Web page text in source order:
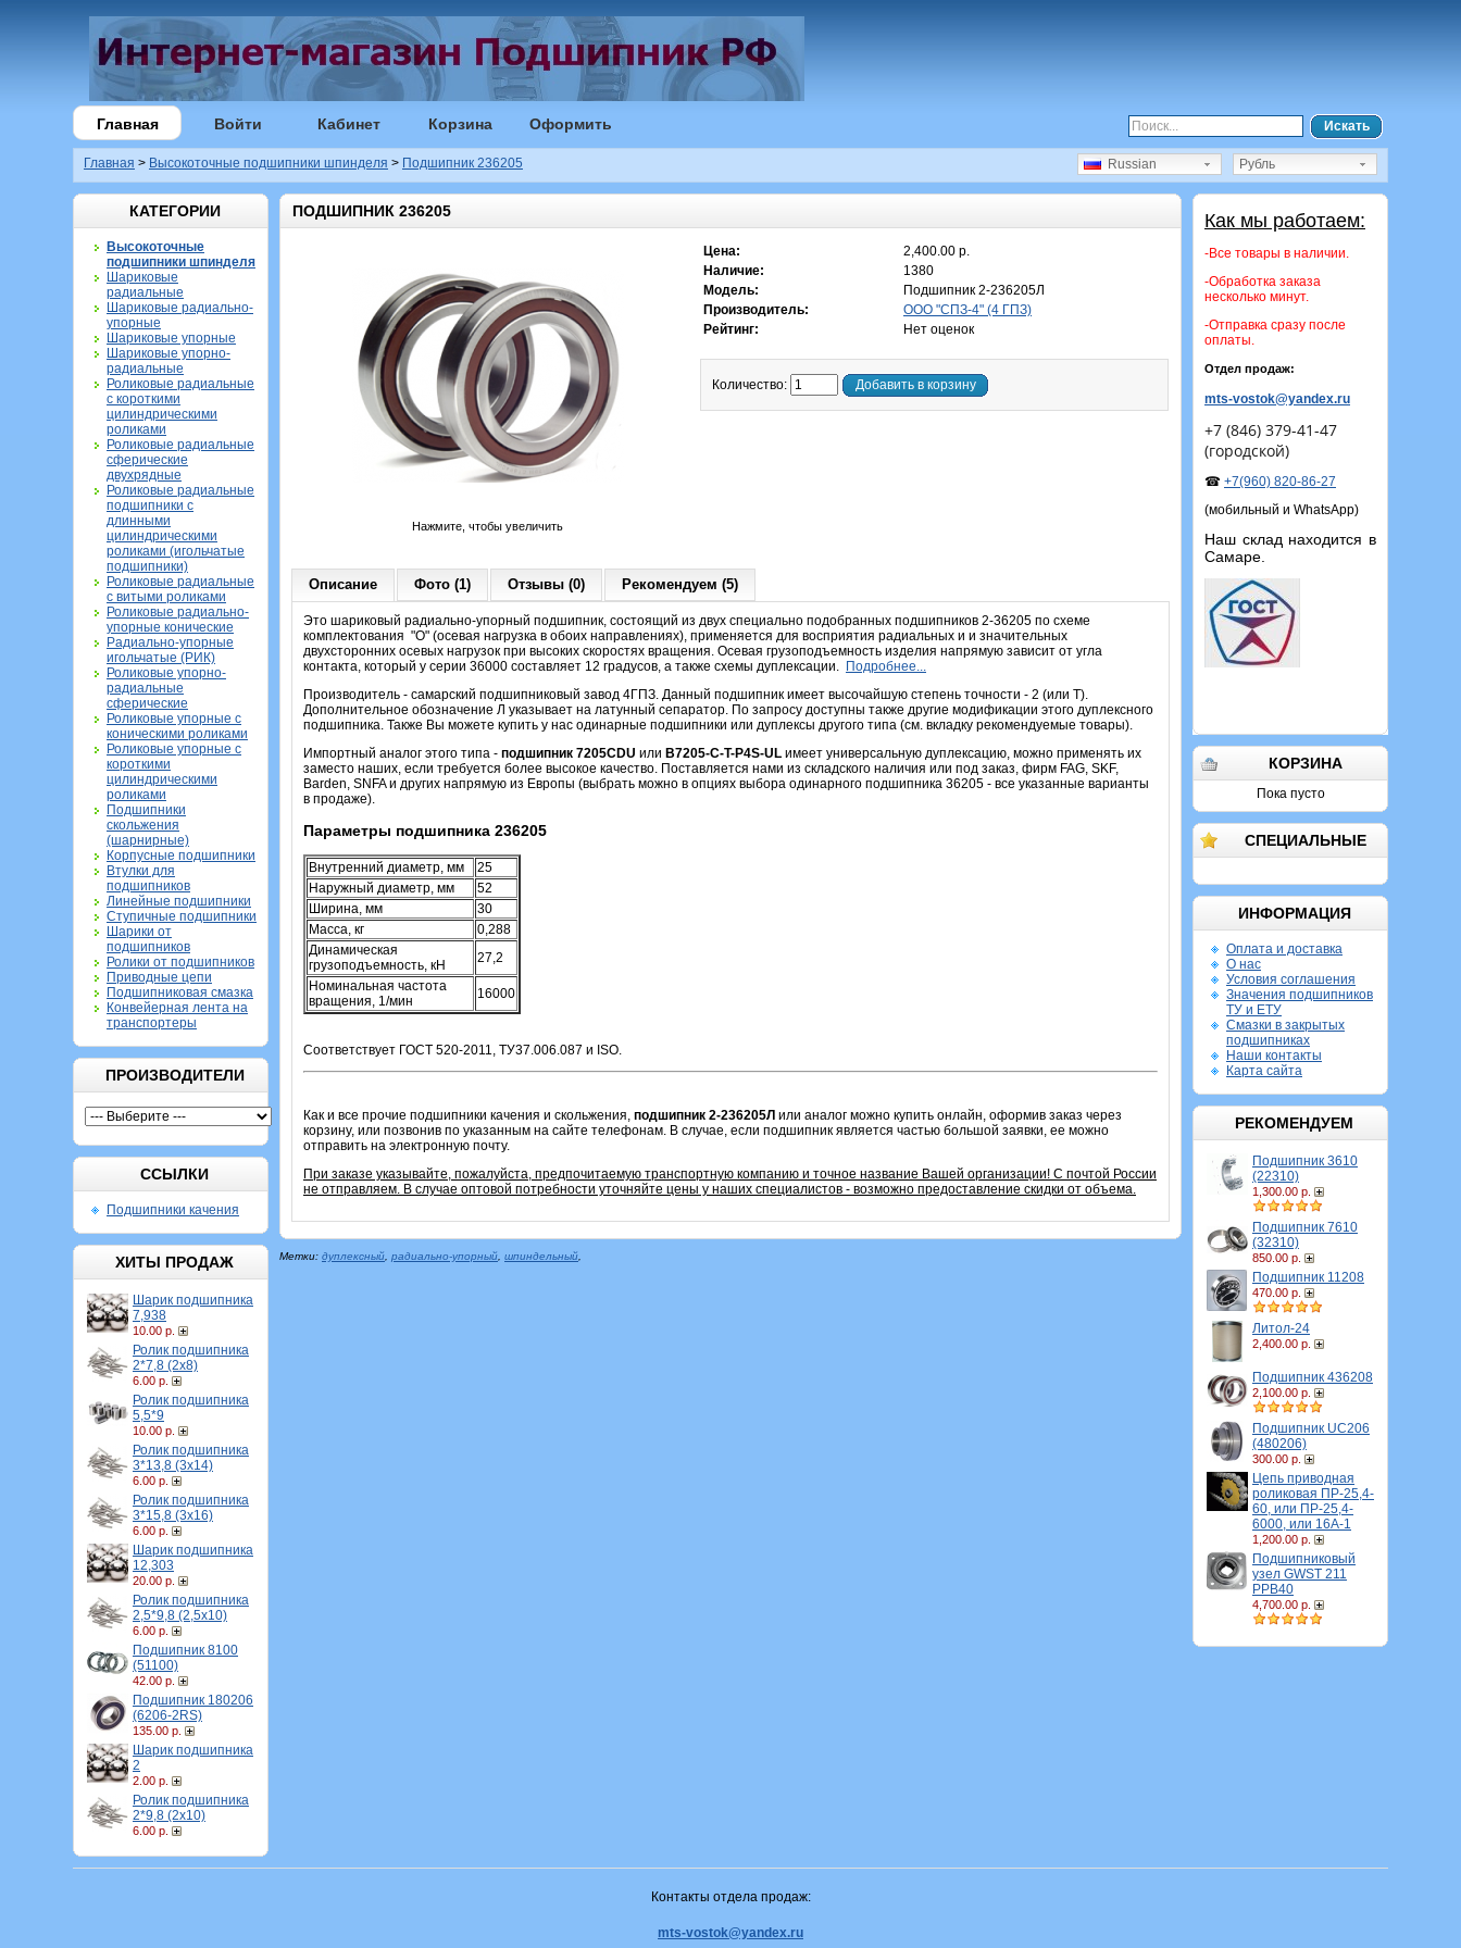
Главная Войти Кабинет Корзина Оформить Искать
Главная > Высокоточные подшипники шпинделя > Подшипник 236205 Рубль
Russian
КАТЕГОРИИ
Высокоточные
подшипники шпинделя
Шариковые
радиальные
Шариковые радиально-
упорные
Шариковые упорные
Шариковые упорно-
радиальные
Роликовые радиальные
с короткими
цилиндрическими
роликами
Роликовые радиальные
сферические
двухрядные
Роликовые радиальные
подшипники с
длинными
цилиндрическими
роликами (игольчатые
подшипники)
Роликовые радиальные
с витыми роликами
Роликовые радиально-
упорные конические
Радиально-упорные
игольчатые (РИК)
Роликовые упорно-
радиальные
сферические
Роликовые упорные с
коническими роликами
Роликовые упорные с
короткими
цилиндрическими
роликами
Подшипники
скольжения
(шарнирные)
Корпусные подшипники
Втулки для
подшипников
Линейные подшипники
Ступичные подшипники
Шарики от
подшипников
Ролики от подшипников
Приводные цепи
Подшипниковая смазка
Конвейерная лента на
транспортеры
ПРОИЗВОДИТЕЛИ
ССЫЛКИ
Подшипники качения
ХИТЫ ПРОДАЖ
Шарик подшипника
7,938
10.00 р.
Ролик подшипника
2*7,8 (2х8)
6.00 р.
Ролик подшипника
5,5*9
10.00 р.
Ролик подшипника
3*13,8 (3х14)
6.00 р.
Ролик подшипника
3*15,8 (3х16)
6.00 р.
Шарик подшипника
12,303
20.00 р.
Ролик подшипника
2,5*9,8 (2,5х10)
6.00 р.
Подшипник 8100
(51100)
42.00 р.
Подшипник 180206
(6206-2RS)
135.00 р.
Шарик подшипника
2
2.00 р.
Ролик подшипника
2*9,8 (2х10)
6.00 р.
Как мы работаем:
-Все товары в наличии.
-Обработка заказа
несколько минут.
-Отправка сразу после
оплаты.
Отдел продаж:
mts-vostok@yandex.ru
+7 (846) 379-41-47
(городской)
☎ +7(960) 820-86-27
(мобильный и WhatsApp)
Наш склад находится в
Самаре.
КОРЗИНА
Пока пусто
СПЕЦИАЛЬНЫЕ
ИНФОРМАЦИЯ
Оплата и доставка
О нас
Условия соглашения
Значения подшипников
ТУ и ЕТУ
Смазки в закрытых
подшипниках
Наши контакты
Карта сайта
РЕКОМЕНДУЕМ
Подшипник 3610
(22310)
1,300.00 р.
Подшипник 7610
(32310)
850.00 р.
Подшипник 11208
470.00 р.
Литол-24
2,400.00 р.
Подшипник 436208
2,100.00 р.
Подшипник UC206
(480206)
300.00 р.
Цепь приводная
роликовая ПР-25,4-
60, или ПР-25,4-
6000, или 16A-1
1,200.00 р.
Подшипниковый
узел GWST 211
PPB40
4,700.00 р.
ПОДШИПНИК 236205
Нажмите, чтобы увеличить
Цена:
2,400.00 р.
Наличие:
1380
Модель:
Подшипник 2-236205Л
Производитель:
ООО "СПЗ-4" (4 ГПЗ)
Рейтинг:
Нет оценок
Количество: Добавить в корзину
Описание Фото (1) Отзывы (0) Рекомендуем (5)
Это шариковый радиально-упорный подшипник, состоящий из двух специально подобранных подшипников 2-36205 по схеме
комплектования "О" (осевая нагрузка в обоих направлениях), применяется для восприятия радиальных и и значительных
двухсторонних осевых нагрузок при высоких скоростях вращения. Осевая грузоподъемность изделия напрямую зависит от угла
контакта, который у серии 36000 составляет 12 градусов, а также схемы дуплексации. Подробнее...
Производитель - самарский подшипниковый завод 4ГПЗ. Данный подшипник имеет высочайшую степень точности - 2 (или Т).
Дополнительное обозначение Л указывает на латунный сепаратор. По запросу доступны также другие модификации этого дуплексного
подшипника. Также Вы можете купить у нас одинарные подшипники или дуплексы другого типа (см. вкладку рекомендуемые товары).
Импортный аналог этого типа - подшипник 7205СDU или B7205-C-T-P4S-UL имеет универсальную дуплексацию, можно применять их
заместо наших, если требуется более высокое качество. Поставляется нами из складского наличия или под заказ, фирм FAG, SKF,
Barden, SNFA и других напрямую из Европы (выбрать можно в опциях выбора одинарного подшипника 36205 - все указанные варианты
в продаже).
Параметры подшипника 236205
Внутренний диаметр, мм
25
Наружный диаметр, мм
52
Ширина, мм
30
Масса, кг
0,288
Динамическая
грузоподъемность, кН
27,2
Номинальная частота
вращения, 1/мин
16000
Соответствует ГОСТ 520-2011, ТУ37.006.087 и ISO.
Как и все прочие подшипники качения и скольжения, подшипник 2-236205Л или аналог можно купить онлайн, оформив заказ через
корзину, или позвонив по указанным на сайте телефонам. В случае, если подшипник является частью большой заявки, ее можно
отправить на электронную почту.
При заказе указывайте, пожалуйста, предпочитаемую транспортную компанию и точное название Вашей организации! С почтой России
не отправляем. В случае оптовой потребности уточняйте цены у наших специалистов - возможно предоставление скидки от объема.
Метки: дуплексный радиально-упорный шпиндельный
Контакты отдела продаж:
mts-vostok@yandex.ru